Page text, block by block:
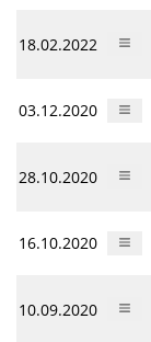
18.02.2022
03.12.2020
28.10.2020
16.10.2020
10.09.2020